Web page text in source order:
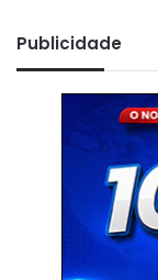
Publicidade